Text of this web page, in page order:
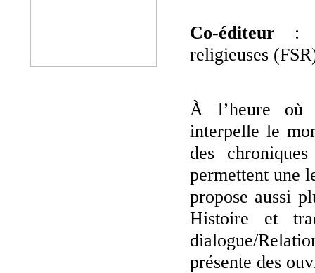
Co-éditeur :
religieuses
À l’heure où
interpelle le
des
permettent une
propose aussi
Histoire et
dialogue/
présente des